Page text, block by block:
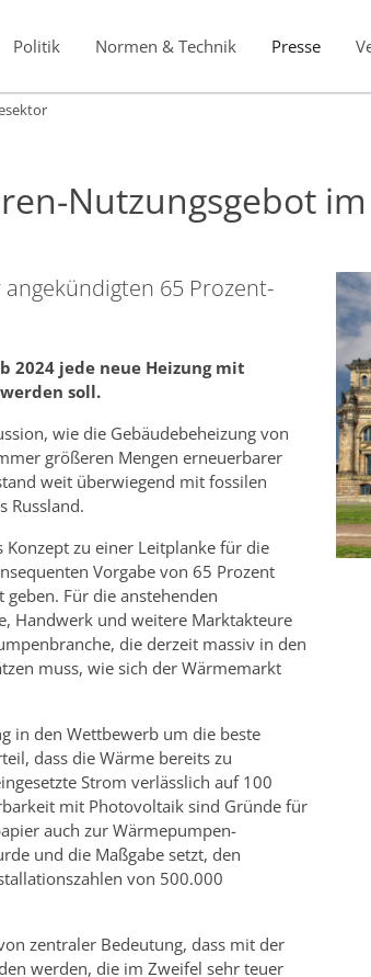
Politik Normen & Technik Presse
Nutzungsgebot
65 Prozent-
2024 jede neue Heizung mit
soll.
wie die Gebäudebeheizung von
größeren Mengen erneuerbarer
weit überwiegend mit fossilen
Russland.
zu einer Leitplanke für die
Vorgabe von 65 Prozent
Für die anstehenden
Handwerk und weitere Marktakteure
die derzeit massiv in den
muss, wie sich der Wärmemarkt
in den Wettbewerb um die beste
dass die Wärme bereits zu
Strom verlässlich auf 100
mit Photovoltaik sind Gründe für
auch zur Wärmepumpen-
und die Maßgabe setzt, den
von 500.000
zentraler Bedeutung, dass mit der
werden, die im Zweifel sehr teuer